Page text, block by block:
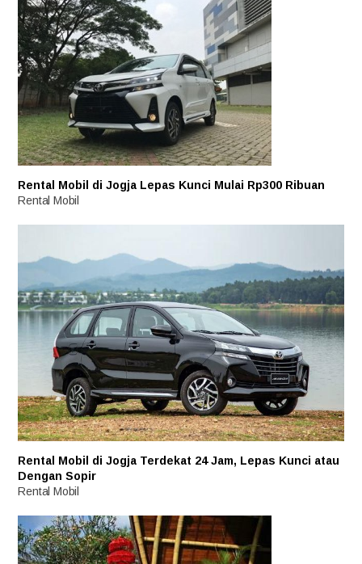
Rental Mobil di Jogja Lepas Kunci Mulai Rp300 Ribuan
Rental Mobil
Rental Mobil di Jogja Terdekat 24 Jam, Lepas Kunci atau
Dengan Sopir
Rental Mobil